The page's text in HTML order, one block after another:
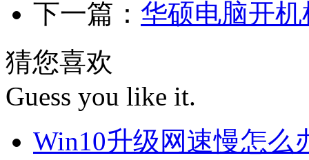
下一篇： 华硕电脑开
猜您喜欢
Guess you like it.
Win10升级网速慢怎么